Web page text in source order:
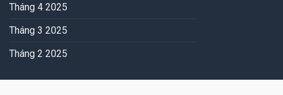
Tháng 4 2025
Tháng 3 2025
Tháng 2 2025